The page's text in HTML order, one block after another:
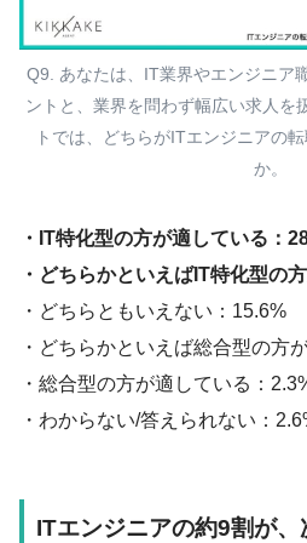
Q9. あなたは、IT業界やエンジニア
ントと、業界を問わず幅広い求人を
トでは、どちらがITエンジニアの
か。
・IT特化型の方が適している：
・どちらかといえばIT特化型の
・どちらともいえない：15.6%
・どちらかといえば総合型の方
・総合型の方が適している：
・わからない/答えられない：
ITエンジニアの約9割が